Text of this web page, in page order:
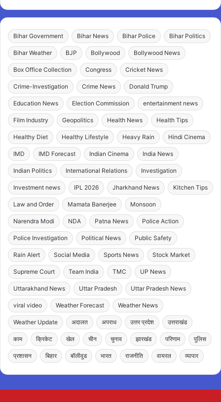
Bihar Government Bihar News Bihar Police Bihar Politics
Bihar Weather BJP Bollywood Bollywood News
Box Office Collection Congress Cricket News
Crime-Investigation Crime News Donald Trump
Education News Election Commission entertainment news
Film Industry Geopolitics Health News Health Tips
Healthy Diet Healthy Lifestyle Heavy Rain Hindi Cinema
IMD IMD Forecast Indian Cinema India News
Indian Politics International Relations Investigation
Investment news IPL 2026 Jharkhand News Kitchen Tips
Law and Order Mamata Banerjee Monsoon
Narendra Modi NDA Patna News Police Action
Police Investigation Political News Public Safety
Rain Alert Social Media Sports News Stock Market
Supreme Court Team India TMC UP News
Uttarakhand News Uttar Pradesh Uttar Pradesh News
viral video Weather Forecast Weather News
Weather Update अदालत अपराध उत्तर प्रदेश उत्तराखंड
काम क्रिकेट खेल चीन चुनाव झारखंड परिणाम पुलिस
प्रशासन बिहार बॉलीवुड भारत राजनीति वायरल व्यापार